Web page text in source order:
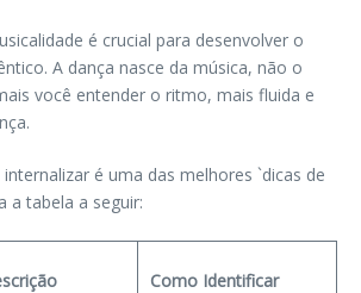
é crucial para desenvolver o
A dança nasce da música, não o
você entender o ritmo, mais fluida e
é uma das melhores `dicas de
a tabela a seguir:
Como Identificar